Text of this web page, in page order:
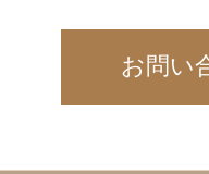
お問い